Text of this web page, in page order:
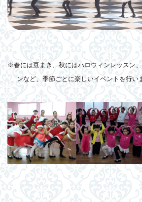
※春には豆まき、秋にはハロウィンレッスン
ンなど、季節ごとに楽しいイベントを行い